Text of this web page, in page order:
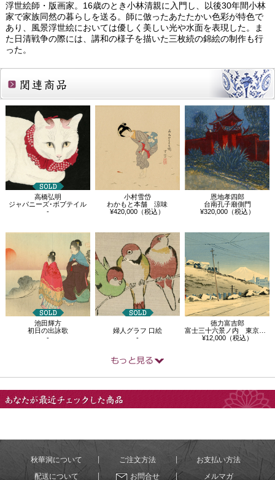
浮世絵師・版画家。16歳のとき小林清親に入門し、以後30年間小林
家で家族同然の暮らしを送る。師に倣ったあたたかい色彩が特色で
あり、風景浮世絵においては優しく美しい光や水面を表現した。ま
た日清戦争の際には、講和の様子を描いた三枚続の錦絵の制作も行
った。
関連商品
高橋弘明
ジャパニーズ･ボブテイル
-
小村雪岱
わかもと本舗 涼味
¥420,000（税込）
恩地孝四郎
台南孔子廟側門
¥320,000（税込）
池田輝方
初日の出詠歌
-
婦人グラフ 口絵
-
徳力富吉郎
富士三十六景ノ内 東京お茶の水の雪晴
¥12,000（税込）
秋華洞について ご注文方法
お支払い方法
配送について
お問合せ メルマガ